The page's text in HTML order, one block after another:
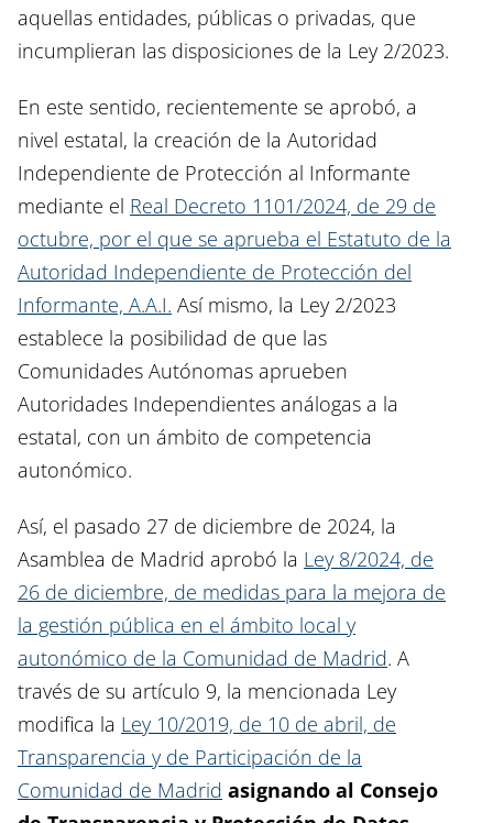
aquellas entidades, públicas o privadas, que
incumplieran las disposiciones de la Ley 2/2023.
En este sentido, recientemente se aprobó, a
nivel estatal, la creación de la Autoridad
Independiente de Protección al Informante
mediante el Real Decreto 1101/2024, de 29 de
octubre, por el que se aprueba el Estatuto de la
Autoridad Independiente de Protección del
Informante, A.A.I. Así mismo, la Ley 2/2023
establece la posibilidad de que las
Comunidades Autónomas aprueben
Autoridades Independientes análogas a la
estatal, con un ámbito de competencia
autonómico.
Así, el pasado 27 de diciembre de 2024, la
Asamblea de Madrid aprobó la Ley 8/2024, de
26 de diciembre, de medidas para la mejora de
la gestión pública en el ámbito local y
autonómico de la Comunidad de Madrid. A
través de su artículo 9, la mencionada Ley
modifica la Ley 10/2019, de 10 de abril, de
Transparencia y de Participación de la
Comunidad de Madrid asignando al Consejo